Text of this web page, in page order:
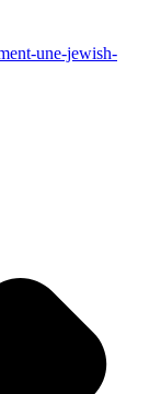
une-jewish-